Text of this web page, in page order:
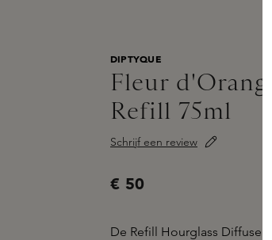
DIPTYQUE
Fleur
Refill 75ml
Schrijf een review
€ 50
De Refill Hourglass Diffuser